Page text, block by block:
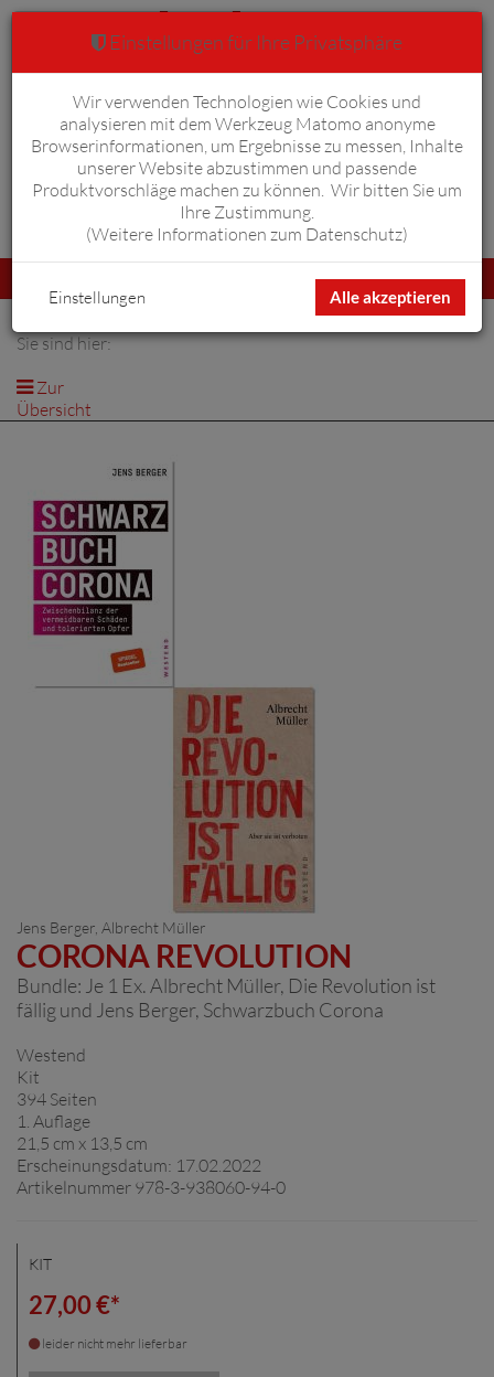
Anmelden Warenkorb 0
umschalten
Sie sind hier:
Zur
Übersicht
Jens Berger Albrecht Müller
CORONA REVOLUTION
Bundle: Je 1 Ex. Albrecht Müller, Die Revolution ist
fällig und Jens Berger, Schwarzbuch Corona
Westend
Kit
394 Seiten
1. Auflage
21,5 cm x 13,5 cm
Erscheinungsdatum: 17.02.2022
Artikelnummer 978-3-938060-94-0
KIT
27,00 €*
leider nicht mehr lieferbar
Einstellungen für Ihre Privatsphäre
Wir verwenden Technologien wie Cookies und
analysieren mit dem Werkzeug Matomo anonyme
Browserinformationen, um Ergebnisse zu messen, Inhalte
unserer Website abzustimmen und passende
Produktvorschläge machen zu können. Wir bitten Sie um
Ihre Zustimmung.
(Weitere Informationen zum Datenschutz)
Alle akzeptieren
Einstellungen